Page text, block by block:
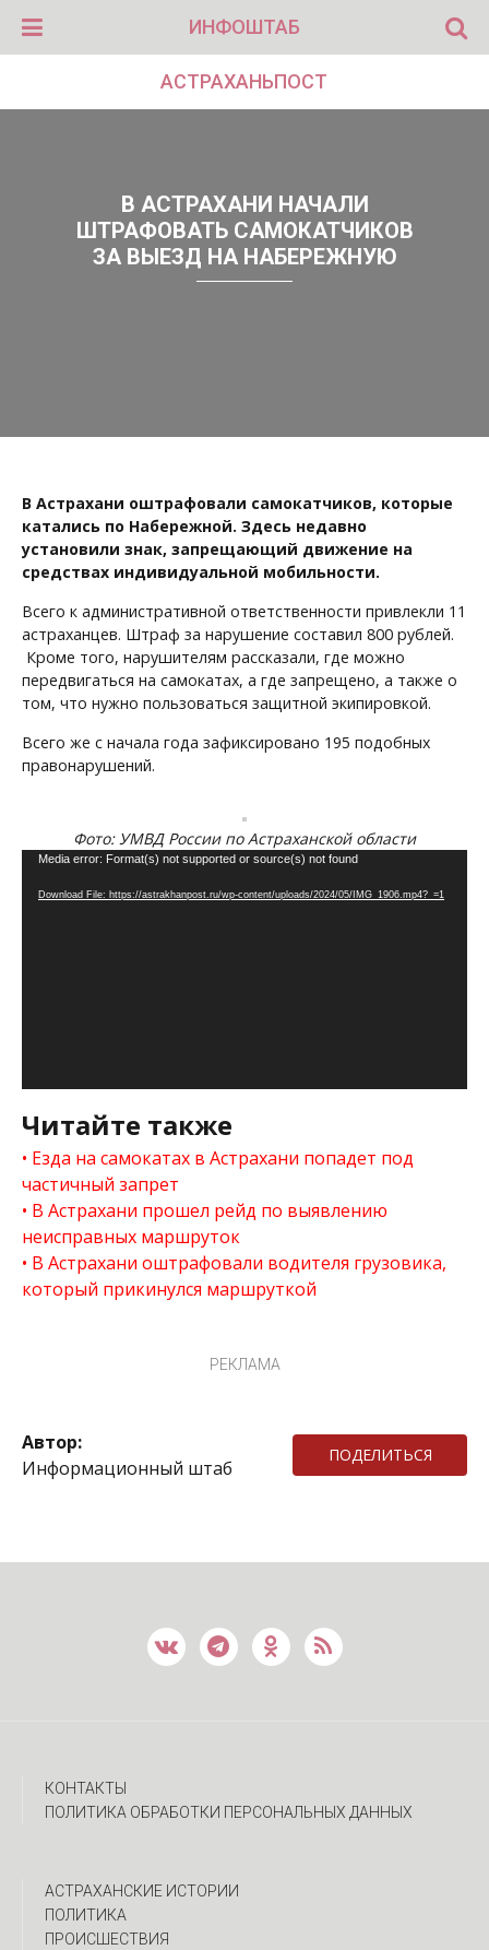
ИНФОШТАБ
АСТРАХАНЬПОСТ
В АСТРАХАНИ НАЧАЛИ
ШТРАФОВАТЬ САМОКАТЧИКОВ
ЗА ВЫЕЗД НА НАБЕРЕЖНУЮ
В Астрахани оштрафовали самокатчиков, которые
катались по Набережной. Здесь недавно
установили знак, запрещающий движение на
средствах индивидуальной мобильности.
Всего к административной ответственности привлекли 11
астраханцев. Штраф за нарушение составил 800 рублей.
Кроме того, нарушителям рассказали, где можно
передвигаться на самокатах, а где запрещено, а также о
том, что нужно пользоваться защитной экипировкой.
Всего же с начала года зафиксировано 195 подобных
правонарушений.
Фото: УМВД России по Астраханской области
Видеоплеер
Media error: Format(s) not supported or source(s) not found
Download File: https://astrakhanpost.ru/wp-content/uploads/2024/05/IMG_1906.mp4?_=1
Читайте также
Езда на самокатах в Астрахани попадет под
частичный запрет
В Астрахани прошел рейд по выявлению
неисправных маршруток
В Астрахани оштрафовали водителя грузовика,
который прикинулся маршруткой
РЕКЛАМА
Автор:
Информационный штаб
ПОДЕЛИТЬСЯ
КОНТАКТЫ
ПОЛИТИКА ОБРАБОТКИ ПЕРСОНАЛЬНЫХ ДАННЫХ
АСТРАХАНСКИЕ ИСТОРИИ
ПОЛИТИКА
ПРОИСШЕСТВИЯ